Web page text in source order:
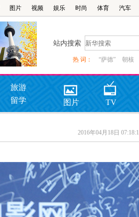
图片 视频 娱乐 时尚 体育 汽车
站内搜索
热 词： “萨德” 朝核
旅游
留学 图片 TV
2016年04月18日